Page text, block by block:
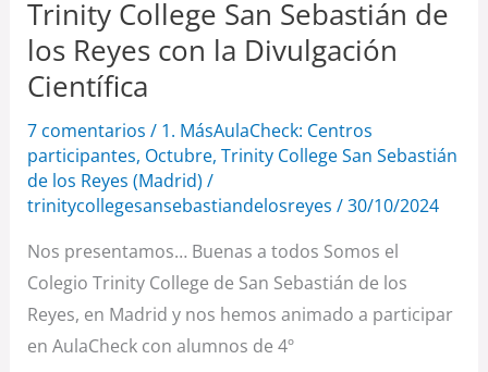
Trinity College San Sebastián de
los Reyes con la Divulgación
Científica
7 comentarios / 1. MásAulaCheck: Centros
participantes, Octubre, Trinity College San Sebastián
de los Reyes (Madrid) /
trinitycollegesansebastiandelosreyes /30/10/2024
Nos presentamos… Buenas a todos Somos el
Colegio Trinity College de San Sebastián de los
Reyes, en Madrid y nos hemos animado a participar
en AulaCheck con alumnos de 4º
con
la
Divulgación
Científica